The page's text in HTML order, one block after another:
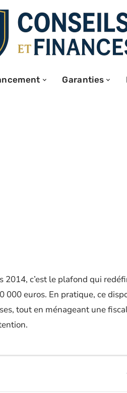
Garanties
2014, c’est le plafond qui
000 euros. En pratique, ce
tout en ménageant une